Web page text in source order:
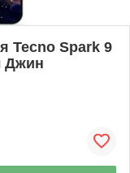
Tecno Spark 9
Джин